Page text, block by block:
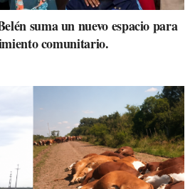
suma un nuevo espacio para
comunitario.